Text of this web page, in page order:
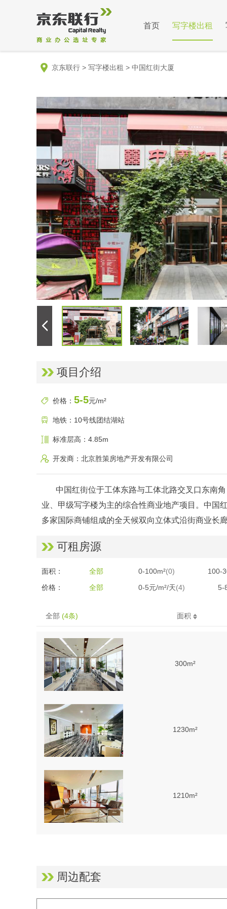
首页 写字楼出租
京东联行 > 写字楼出租 > 中国红街大厦
项目介绍
价格： 5-5元/m²
地铁：10号线团结湖站
标准层高：4.85m
开发商：北京胜策房地产开发有限公司
中国红街位于工体东路与工体北路交叉口东南
业、甲级写字楼为主的综合性商业地产项目。中国
多家国际商铺组成的全天候双向立体式沿街商业长
可租房源
面积： 全部 0-100m²(0)
100-
价格：
全部 0-5元/m²/天(4) 5-
全部 (4条) 面积
300m²
1230m²
1210m²
周边配套